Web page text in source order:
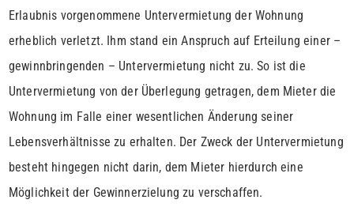
Erlaubnis vorgenommene Untervermietung der Wohnung
erheblich verletzt. Ihm stand ein Anspruch auf Erteilung einer –
gewinnbringenden – Untervermietung nicht zu. So ist die
Untervermietung von der Überlegung getragen, dem Mieter die
Wohnung im Falle einer wesentlichen Änderung seiner
Lebensverhältnisse zu erhalten. Der Zweck der Untervermietung
besteht hingegen nicht darin, dem Mieter hierdurch eine
Möglichkeit der Gewinnerzielung zu verschaffen.